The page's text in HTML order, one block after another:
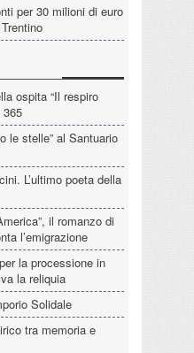
per 30 milioni di euro
ospita “Il respiro
365
le stelle” al Santuario
L’ultimo poeta della
il romanzo di
l’emigrazione
la processione in
la reliquia
Solidale
tra memoria e